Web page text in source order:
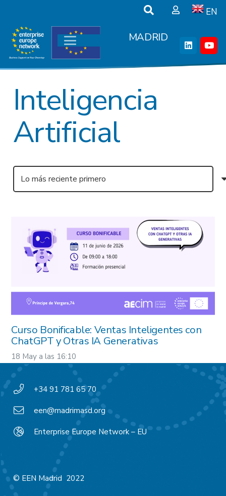
EN
MADRID
Inteligencia
Artificial
Curso Bonificable: Ventas Inteligentes con
ChatGPT y Otras IA Generativas
18 May a las 16:10
+34 91 781 65 70
een@madrimasd.org
Enterprise Europe Network – EU
© EEN Madrid 2022